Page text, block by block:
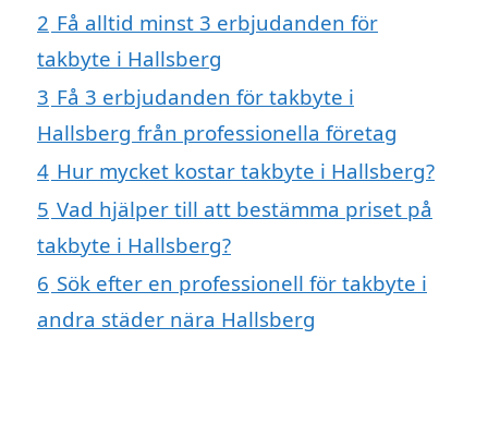
2 Få alltid minst 3 erbjudanden för
takbyte i Hallsberg
3 Få 3 erbjudanden för takbyte i
Hallsberg från professionella företag
4 Hur mycket kostar takbyte i Hallsberg?
5 Vad hjälper till att bestämma priset på
takbyte i Hallsberg?
6 Sök efter en professionell för takbyte i
andra städer nära Hallsberg